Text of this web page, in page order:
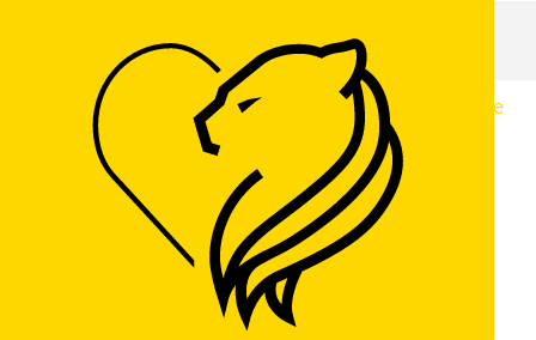
LOGO
Samedi 8 août de 10:00 à 12:00 / Lundi 7 septembre
de 14:00 à 16:00
Randonnée relaxation au coeur des Monts de Flandre
SPORTS ET LOISIRS DE PLEINE NATURE RANDONNÉE SORTIE NATURE
2470 Route du Mont des Cats, 59270